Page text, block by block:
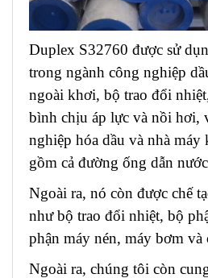
Duplex S32760 được sử
trong ngành công nghiệp
ngoài khơi, bộ trao đổi
bình chịu áp lực và nồi hơi,
nghiệp hóa dầu và nhà máy
gồm cả đường ống dẫn
Ngoài ra, nó còn được chế
như bộ trao đổi nhiệt, bộ
phận máy nén, máy bơm và
Ngoài ra, chúng tôi còn